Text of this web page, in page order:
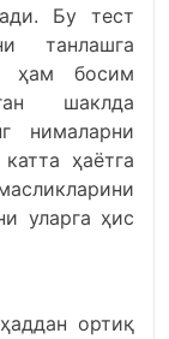
Бу тест
танлашга
ҳам босим
шаклда
нималарни
ҳаётга
уларга ҳис
ортиқ